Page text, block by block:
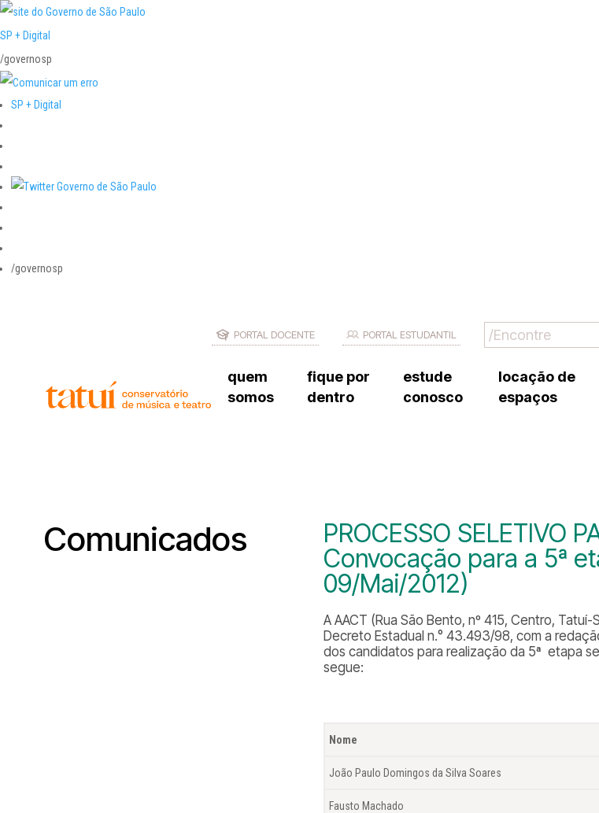
SP + Digital
/governosp
SP + Digital
/governosp
PORTAL DOCENTE PORTAL ESTUDANTIL
quem
somos
fique por
dentro
estude
conosco
locação de
espaços
Comunicados
PROCESSO SELETIVO
Convocação para a 5ª
09/Mai/2012)
A AACT (Rua São Bento, nº 415, Centro, Tatuí-
Decreto Estadual n.° 43.493/98, com a
dos candidatos para realização da 5ª etapa
segue:
Nome
João Paulo Domingos da Silva Soares
Fausto Machado